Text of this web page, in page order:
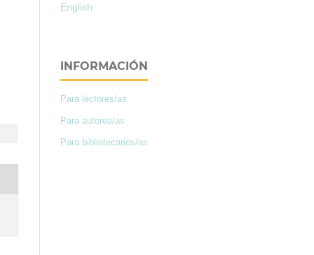
English
INFORMACIÓN
Para lectores/as
Para autores/as
Para bibliotecarios/as